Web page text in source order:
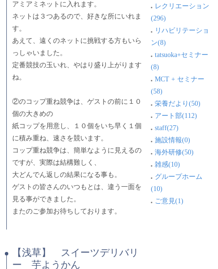
アミアミネットに入れます。
ネットは３つあるので、好きな所にいれま
す。
あえて、遠くのネットに挑戦する方もいら
っしゃいました。
定番競技の玉いれ、やはり盛り上がります
ね。
②のコップ重ね競争は、ゲストの前に１０
個の大きめの
紙コップを用意し、１０個をいち早く１個
に積み重ね、速さを競います。
コップ重ね競争は、簡単なように見えるの
ですが、実際は結構難しく、
大どんでん返しの結果になる事も。
ゲストの皆さんのいつもとは、違う一面を
見る事ができました。
またのご参加お待ちしております。
【浅草】 スイーツデリバリ
ー 芋ようかん
レクリエーション
(296)
リハビリテーショ
ン(8)
tatsuoka+セミナー
(8)
MCT + セミナー
(58)
栄養だより(50)
アート部(112)
staff(27)
施設情報(0)
海外研修(50)
雑感(10)
グループホーム
(10)
ご意見(1)